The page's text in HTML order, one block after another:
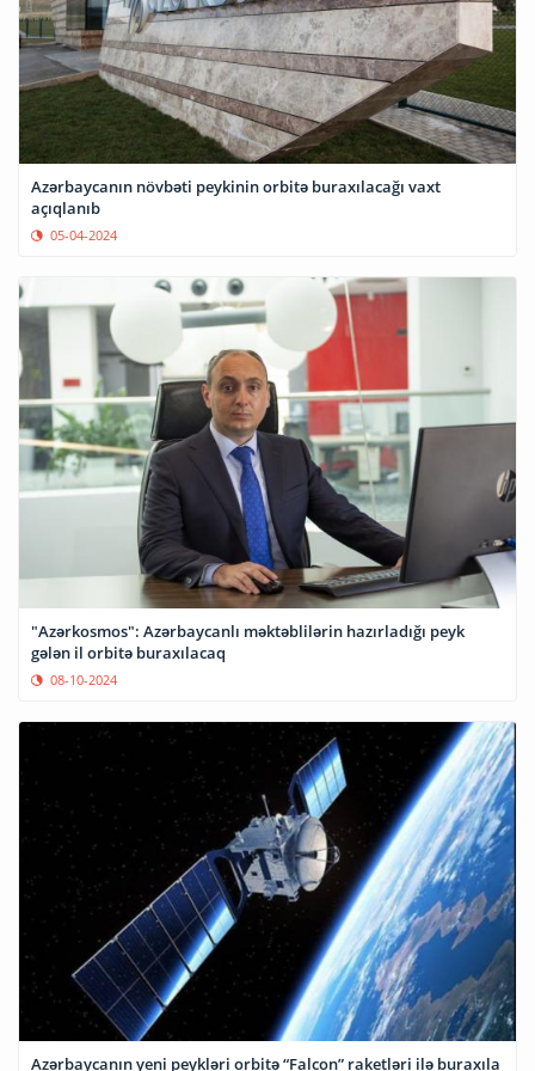
Azərbaycanın növbəti peykinin orbitə buraxılacağı vaxt
açıqlanıb
05-04-2024
"Azərkosmos": Azərbaycanlı məktəblilərin hazırladığı peyk
gələn il orbitə buraxılacaq
08-10-2024
Azərbaycanın yeni peykləri orbitə “Falcon” raketləri ilə buraxıla